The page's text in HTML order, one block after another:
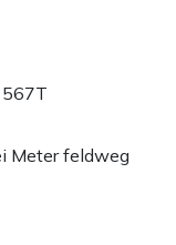
567T
Meter feldweg